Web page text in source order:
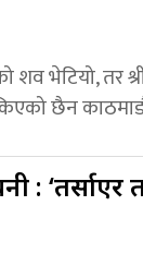
शव भेटियो, तर
छैन
: ‘तर्साएर